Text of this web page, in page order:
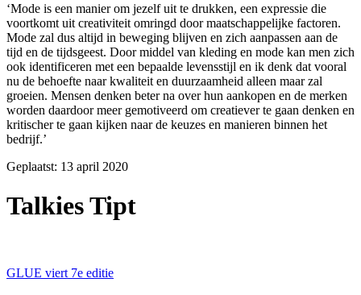
‘Mode is een manier om jezelf uit te drukken, een expressie die
voortkomt uit creativiteit omringd door maatschappelijke factoren.
Mode zal dus altijd in beweging blijven en zich aanpassen aan de
tijd en de tijdsgeest. Door middel van kleding en mode kan men zich
ook identificeren met een bepaalde levensstijl en ik denk dat vooral
nu de behoefte naar kwaliteit en duurzaamheid alleen maar zal
groeien. Mensen denken beter na over hun aankopen en de merken
worden daardoor meer gemotiveerd om creatiever te gaan denken en
kritischer te gaan kijken naar de keuzes en manieren binnen het
bedrijf.’
Geplaatst: 13 april 2020
Talkies Tipt
GLUE viert 7e editie